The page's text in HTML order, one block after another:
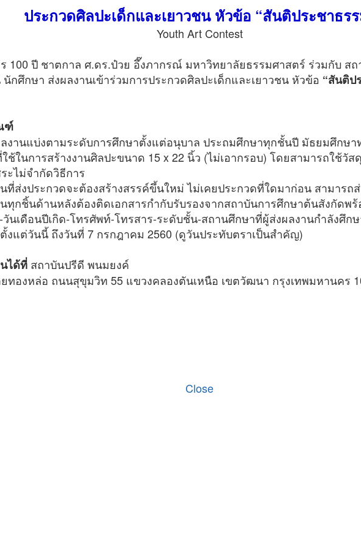
ประกวดศิลปะเด็กและเยาวชน หัวข้อ “สันติประชาธร
Youth Art Contest
100 ปี ชาตกาล ศ.ดร.ป๋วย อึ๊งภากรณ์ มหาวิทยาลัยธรรมศาสตร์ ร่วมกับ
นักศึกษา ส่งผลงานเข้าร่วมการประกวดศิลปะเด็กและเยาวชน หัวข้อ “สันติป
ฑ์
งานแบ่งตามระดับการศึกษาตั้งแต่อนุบาล ประถมศึกษาทุกชั้นปี มัธยมศึกษ
ช้ในการสร้างงานศิลปะขนาด 15 x 22 นิ้ว (ไม่เอากรอบ) โดยสามารถใช้วั
ะไม่จำกัดวิธีการ
ที่ส่งประกวดจะต้องสร้างสรรค์ขึ้นใหม่ ไม่เคยประกวดที่ใดมาก่อน สามารถ
ทุกชิ้นด้านหลังต้องติดเอกสารกำกับรับรองจากสถาบันการศึกษาต้นสังกัดพ
วันเดือนปีเกิด-โทรศัพท์-โทรสาร-ระดับชั้น-สถานศึกษาที่ผู้ส่งผลงานกำลังศึก
งแต่วันนี้ ถึงวันที่ 7 กรกฎาคม 2560 (ดูวันประทับตราเป็นสำคัญ)
ได้ที่ สถาบันปรีดี พนมยงค์
ทองหล่อ ถนนสุขุมวิท 55 แขวงคลองตันเหนือ เขตวัฒนา กรุงเทพมหานคร
Close